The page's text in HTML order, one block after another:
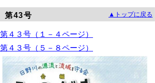
第43号 ▲トップに戻る
第４３号（１－４ページ）
第４３号（５－８ページ）